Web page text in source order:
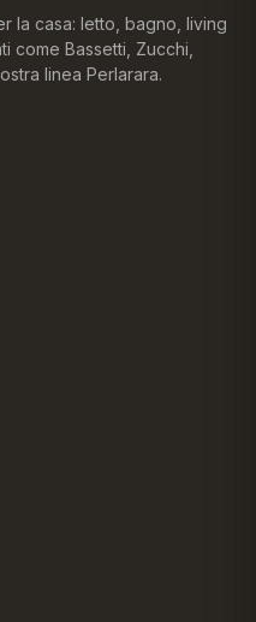
la casa: letto, bagno, living
come Bassetti, Zucchi,
linea Perlarara.